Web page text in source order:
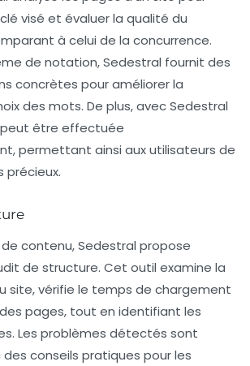
visé et évaluer la qualité du
à celui de la concurrence.
de notation, Sedestral fournit des
concrètes pour améliorer la
des mots. De plus, avec Sedestral
peut être effectuée
permettant ainsi aux utilisateurs de
précieux.
de contenu, Sedestral propose
de structure. Cet outil examine la
site, vérifie le temps de chargement
pages, tout en identifiant les
Les problèmes détectés sont
conseils pratiques pour les